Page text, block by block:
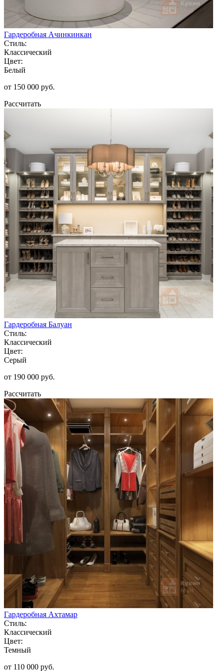
Гардеробная Ачинкинкан
Стиль:
Классический
Цвет:
Белый
от 150 000 руб.
Рассчитать
Гардеробная Балуан
Стиль:
Классический
Цвет:
Серый
от 190 000 руб.
Рассчитать
Гардеробная Ахтамар
Стиль:
Классический
Цвет:
Темный
от 110 000 руб.